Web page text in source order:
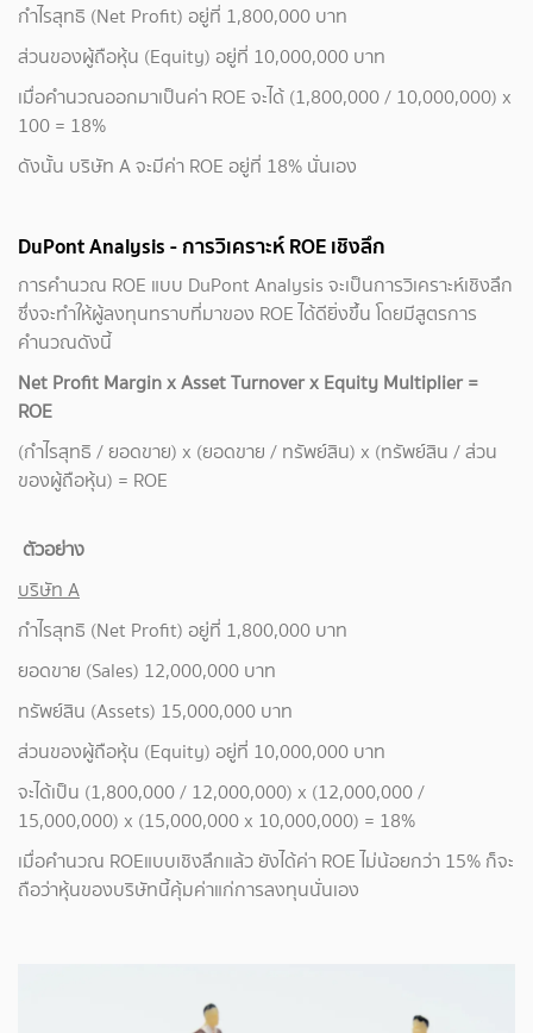
กำไรสุทธิ (Net Profit) อยู่ที่ 1,800,000 บาท
ส่วนของผู้ถือหุ้น (Equity) อยู่ที่ 10,000,000 บาท
เมื่อคำนวณออกมาเป็นค่า ROE จะได้ (1,800,000 / 10,000,000) x
100 = 18%
ดังนั้น บริษัท A จะมีค่า ROE อยู่ที่ 18% นั่นเอง
DuPont Analysis - การวิเคราะห์ ROE เชิงลึก
การคำนวณ ROE แบบ DuPont Analysis จะเป็นการวิเคราะห์เชิงลึก
ซึ่งจะทำให้ผู้ลงทุนทราบที่มาของ ROE ได้ดียิ่งขึ้น โดยมีสูตรการ
คำนวณดังนี้
Net Profit Margin x Asset Turnover x Equity Multiplier =
ROE
(กำไรสุทธิ / ยอดขาย) x (ยอดขาย / ทรัพย์สิน) x (ทรัพย์สิน / ส่วน
ของผู้ถือหุ้น) = ROE
ตัวอย่าง
บริษัท A
กำไรสุทธิ (Net Profit) อยู่ที่ 1,800,000 บาท
ยอดขาย (Sales) 12,000,000 บาท
ทรัพย์สิน (Assets) 15,000,000 บาท
ส่วนของผู้ถือหุ้น (Equity) อยู่ที่ 10,000,000 บาท
จะได้เป็น (1,800,000 / 12,000,000) x (12,000,000 /
15,000,000) x (15,000,000 x 10,000,000) = 18%
เมื่อคำนวณ ROEแบบเชิงลึกแล้ว ยังได้ค่า ROE ไม่น้อยกว่า 15% ก็จะ
ถือว่าหุ้นของบริษัทนี้คุ้มค่าแก่การลงทุนนั่นเอง